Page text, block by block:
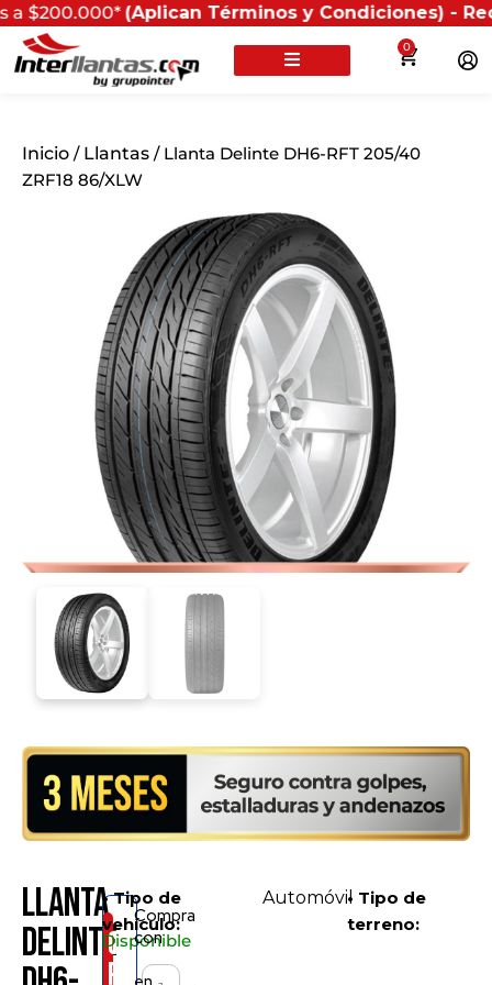
(Aplican Términos y Condiciones) -
0
Inicio / Llantas / Llanta Delinte DH6-RFT 205/40
ZRF18 86/XLW
Llanta
DelinteConsíguelo
por
Disponible
Compra
con
• Tipo de
vehículo:
Automóvil• Tipo de
terreno: